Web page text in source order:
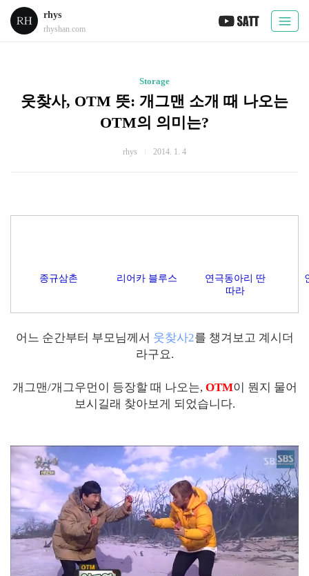
rhys
rhyshan.com
Storage
웃찾사, OTM 뜻: 개그맨 소개 때 나오는
OTM의 의미는?
rhys 2014. 1. 4
종규삼촌 리어카 블루스
연극동아리 딴
따라
어느 순간부터 부모님께서 웃찾사2를 챙겨보고 계시더
라구요.
개그맨/개그우먼이 등장할 때 나오는, OTM이 뭔지 물어
보시길래 찾아보게 되었습니다.